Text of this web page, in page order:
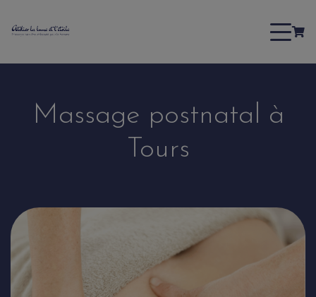
Massage postnatal à
Tours